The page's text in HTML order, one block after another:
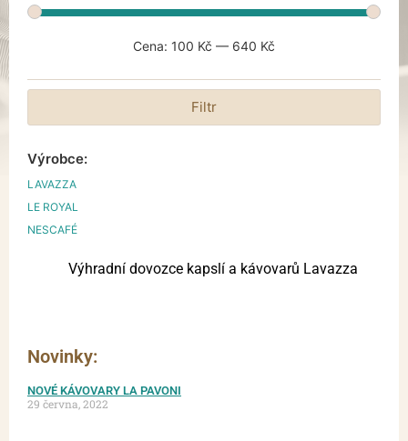
Filtr
Cena: 100 Kč — 640 Kč
Výrobce:
LAVAZZA
LE ROYAL
NESCAFÉ
Výhradní dovozce kapslí a kávovarů Lavazza
Novinky:
NOVÉ KÁVOVARY LA PAVONI
29 června, 2022